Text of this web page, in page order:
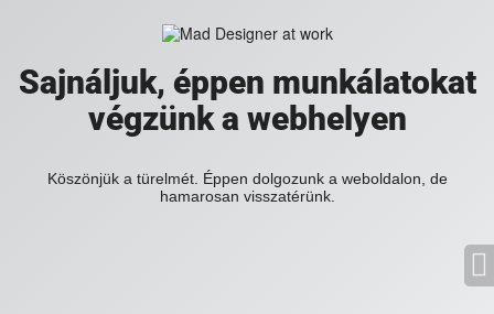
Sajnáljuk, éppen munkálatokat
végzünk a webhelyen
Köszönjük a türelmét. Éppen dolgozunk a weboldalon, de
hamarosan visszatérünk.